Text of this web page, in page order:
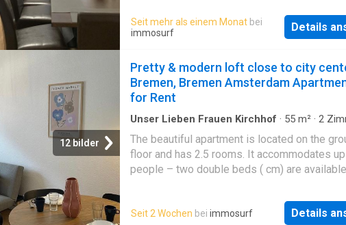
bathroom with washing machine and 3
The main train station is 3 km away and can
Seit mehr als einem Monat bei
immosurf
Details
12 bilder
Pretty & modern loft close to city
Bremen, Bremen Amsterdam
for Rent
Unser Lieben Frauen Kirchhof · 55 m² · 2
The beautiful apartment is located on the
floor and has 2.5 rooms. It accommodates
people – two double beds ( cm) are
connections. Bremen’s Überseestadt
minute walk away, and Bremen city center
Seit 2 Wochen bei immosurf Details